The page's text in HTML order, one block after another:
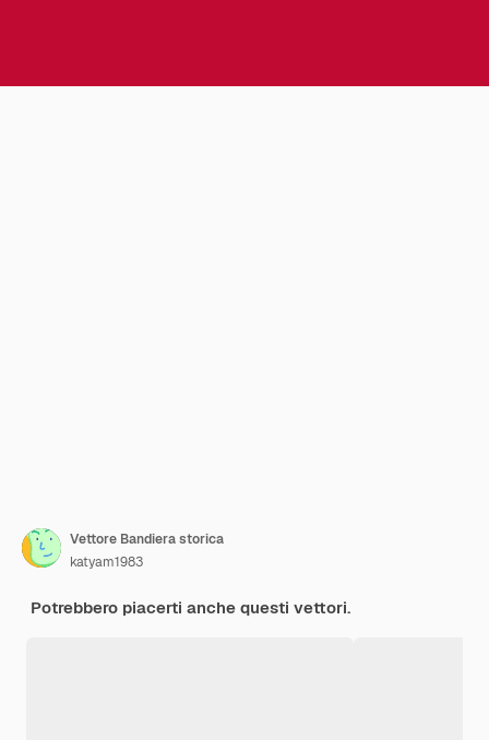
Vettore Bandiera storica
katyam1983
Potrebbero piacerti anche questi vettori.